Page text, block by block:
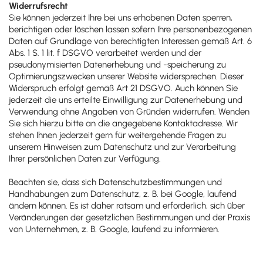
Widerrufsrecht
Sie können jederzeit Ihre bei uns erhobenen Daten sperren,
berichtigen oder löschen lassen sofern Ihre personenbezogenen
Daten auf Grundlage von berechtigten Interessen gemäß Art. 6
Abs. 1 S. 1 lit. f DSGVO verarbeitet werden und der
pseudonymisierten Datenerhebung und -speicherung zu
Optimierungszwecken unserer Website widersprechen. Dieser
Widerspruch erfolgt gemäß Art 21 DSGVO. Auch können Sie
jederzeit die uns erteilte Einwilligung zur Datenerhebung und
Verwendung ohne Angaben von Gründen widerrufen. Wenden
Sie sich hierzu bitte an die angegebene Kontaktadresse. Wir
stehen Ihnen jederzeit gern für weitergehende Fragen zu
unserem Hinweisen zum Datenschutz und zur Verarbeitung
Ihrer persönlichen Daten zur Verfügung.
Beachten sie, dass sich Datenschutzbestimmungen und
Handhabungen zum Datenschutz, z. B. bei Google, laufend
ändern können. Es ist daher ratsam und erforderlich, sich über
Veränderungen der gesetzlichen Bestimmungen und der Praxis
von Unternehmen, z. B. Google, laufend zu informieren.